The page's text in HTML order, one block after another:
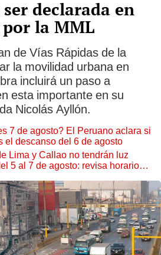
declarada en
la MML
de Vías Rápidas de la
la movilidad urbana en
incluirá un paso a
esta importante en su
Nicolás Ayllón.
7 de agosto? El Peruano aclara si
el descanso del 6 de agosto
Lima y Callao no tendrán luz
5 al 7 de agosto: revisa horarios y